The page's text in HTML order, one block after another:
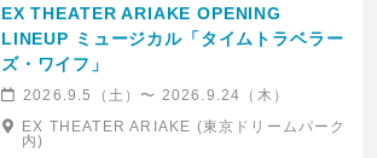
EX THEATER ARIAKE OPENING
LINEUP ミュージカル「タイムトラベラー
ズ・ワイフ」
2026.9.5（土）〜 2026.9.24（木）
EX THEATER ARIAKE (東京ドリームパーク
内)